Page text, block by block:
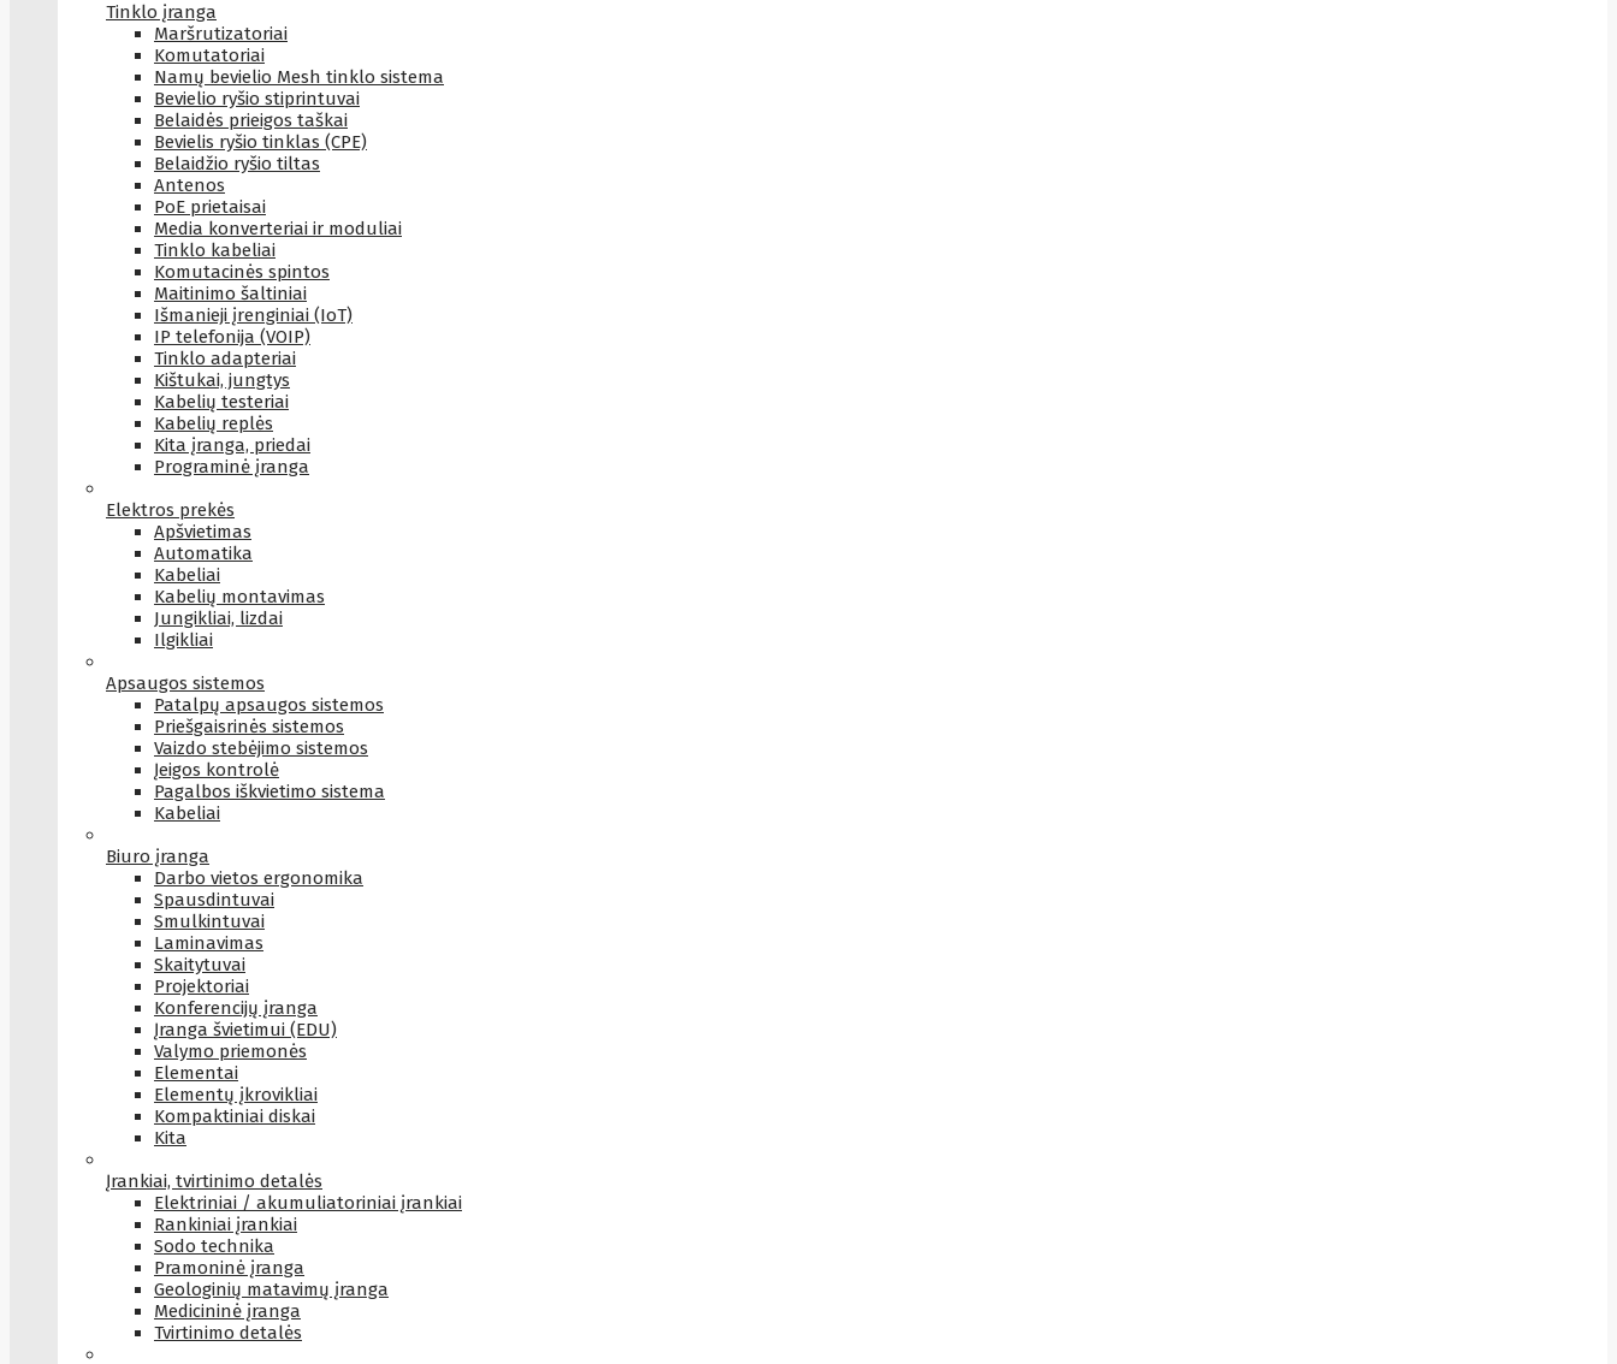
Tinklo įranga
Maršrutizatoriai
Komutatoriai
Namų bevielio Mesh tinklo sistema
Bevielio ryšio stiprintuvai
Belaidės prieigos taškai
Bevielis ryšio tinklas (CPE)
Belaidžio ryšio tiltas
Antenos
PoE prietaisai
Media konverteriai ir moduliai
Tinklo kabeliai
Komutacinės spintos
Maitinimo šaltiniai
Išmanieji įrenginiai (IoT)
IP telefonija (VOIP)
Tinklo adapteriai
Kištukai, jungtys
Kabelių testeriai
Kabelių replės
Kita įranga, priedai
Programinė įranga
Elektros prekės
Apšvietimas
Automatika
Kabeliai
Kabelių montavimas
Jungikliai, lizdai
Ilgikliai
Apsaugos sistemos
Patalpų apsaugos sistemos
Priešgaisrinės sistemos
Vaizdo stebėjimo sistemos
Įeigos kontrolė
Pagalbos iškvietimo sistema
Kabeliai
Biuro įranga
Darbo vietos ergonomika
Spausdintuvai
Smulkintuvai
Laminavimas
Skaitytuvai
Projektoriai
Konferencijų įranga
Įranga švietimui (EDU)
Valymo priemonės
Elementai
Elementų įkrovikliai
Kompaktiniai diskai
Kita
Įrankiai, tvirtinimo detalės
Elektriniai / akumuliatoriniai įrankiai
Rankiniai įrankiai
Sodo technika
Pramoninė įranga
Geologinių matavimų įranga
Medicininė įranga
Tvirtinimo detalės